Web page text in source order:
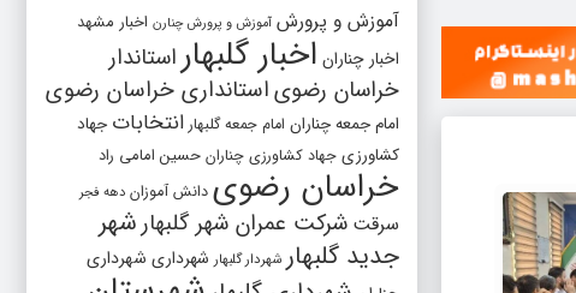
آموزش و پرورش آموزش و پرورش چنارن اخبار مشهد
اخبار چناران اخبار گلبهار استاندار
خراسان رضویاستانداری خراسان رضوی
امام جمعه چناران امام جمعه گلبهار انتخابات جهاد
کشاورزی جهاد کشاورزی چناران حسین امامی راد
خراسان رضوی دانش آموزان دهه فجر
سرقت شرکت عمران شهر گلبهارشهر
جدید گلبهار شهردار گلبهار شهرداری شهرداری